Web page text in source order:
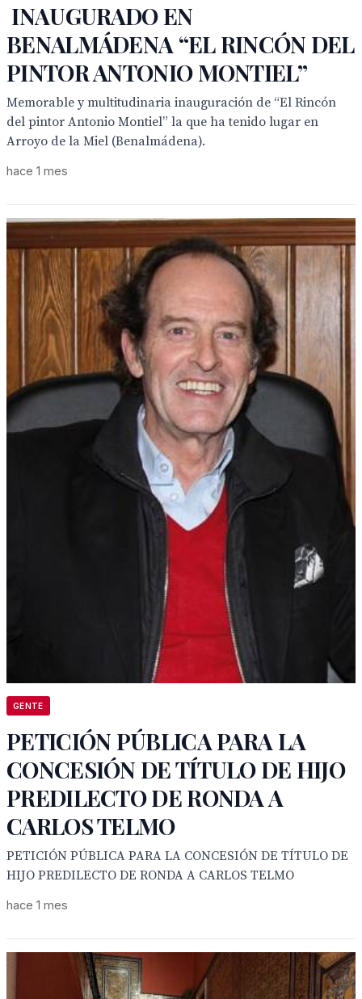
INAUGURADO EN
BENALMÁDENA “EL RINCÓN DEL
PINTOR ANTONIO MONTIEL”
Memorable y multitudinaria inauguración de “El Rincón
del pintor Antonio Montiel” la que ha tenido lugar en
Arroyo de la Miel (Benalmádena).
hace 1 mes
GENTE
PETICIÓN PÚBLICA PARA LA
CONCESIÓN DE TÍTULO DE HIJO
PREDILECTO DE RONDA A
CARLOS TELMO
PETICIÓN PÚBLICA PARA LA CONCESIÓN DE TÍTULO DE
HIJO PREDILECTO DE RONDA A CARLOS TELMO
hace 1 mes